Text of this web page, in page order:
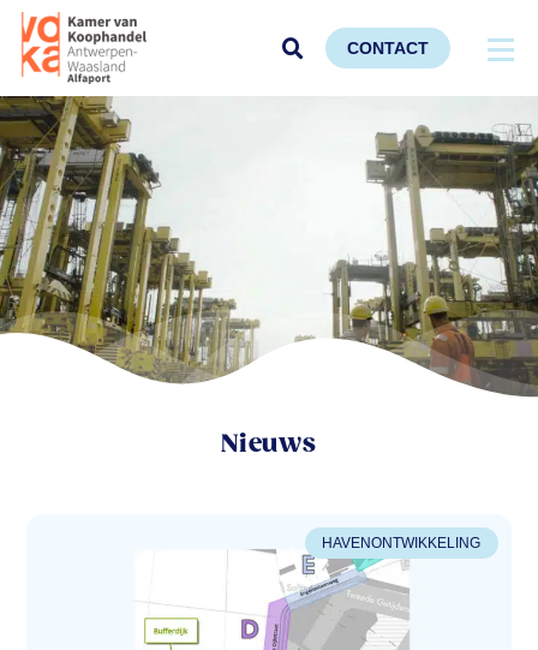
CONTACT
Nieuws
HAVENONTWIKKELING